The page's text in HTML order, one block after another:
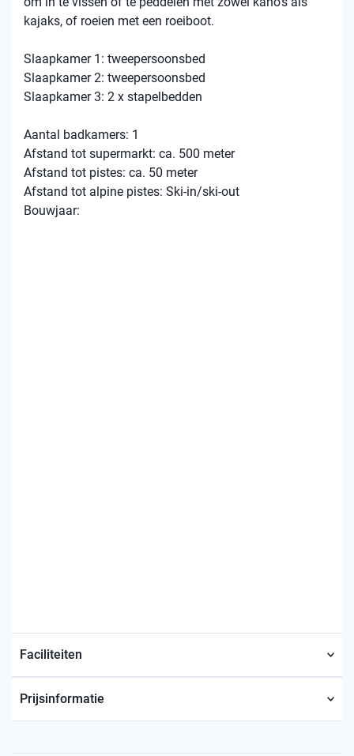
kajaks, of roeien met een roeiboot.
Slaapkamer 1: tweepersoonsbed
Slaapkamer 2: tweepersoonsbed
Slaapkamer 3: 2 x stapelbedden
Aantal badkamers: 1
Afstand tot supermarkt: ca. 500 meter
Afstand tot pistes: ca. 50 meter
Afstand tot alpine pistes: Ski-in/ski-out
Bouwjaar:
Faciliteiten
Prijsinformatie